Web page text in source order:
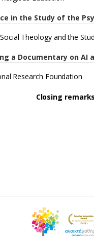
in the Study of the
Theology and the
a Documentary on AI
Research Foundation
​​​​​​​Closing